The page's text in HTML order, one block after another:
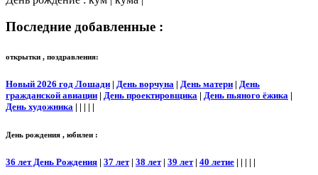
Последние добавленные :
открытки , поздравления:
Новый 2026 год Лошади | День ворчуна | День матери | День
гражданской авиации | День проектировщика | День пьяного ёжика |
День художника | | | | |
День рождения , юбилеи :
36 лет День Рождения | 37 лет| 38 лет| 39 лет| 40 летие | | | | |